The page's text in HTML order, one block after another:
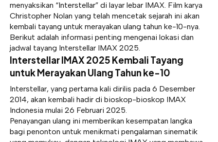
menyaksikan “Interstellar” di layar lebar IMAX. Film karya
Christopher Nolan yang telah mencetak sejarah ini akan
kembali tayang untuk merayakan ulang tahun ke-10-nya.
Berikut adalah informasi penting mengenai lokasi dan
jadwal tayang Interstellar IMAX 2025.
Interstellar IMAX 2025 Kembali Tayang
untuk Merayakan Ulang Tahun ke-10
Interstellar, yang pertama kali dirilis pada 6 Desember
2014, akan kembali hadir di bioskop-bioskop IMAX
Indonesia mulai 26 Februari 2025.
Penayangan ulang ini memberikan kesempatan langka
bagi penonton untuk menikmati pengalaman sinematik